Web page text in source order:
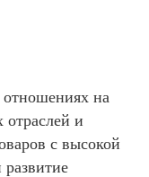
отношениях на
отраслей и
с высокой